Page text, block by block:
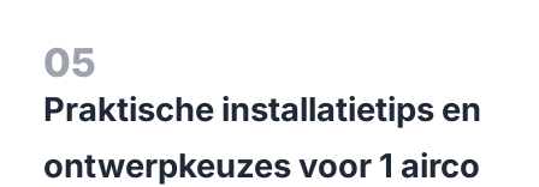
05
Praktische installatietips en
ontwerpkeuzes voor 1 airco